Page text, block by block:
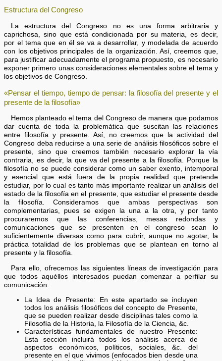
Estructura del Congreso
La estructura del Congreso no es una forma arbitraria y
caprichosa, sino que está condicionada por su materia, es decir,
por el tema que en él se va a desarrollar, y modelada de acuerdo
con los objetivos principales de la organización. Así, creemos que,
para justificar adecuadamente el programa propuesto, es necesario
exponer primero unas consideraciones elementales sobre el tema y
los objetivos de Congreso.
«Pensar el tiempo, tiempo de pensar: la filosofía del presente y el
presente de la filosofía»
Hemos planteado el tema del Congreso de manera que podamos
dar cuenta de toda la problemática que suscitan las relaciones
entre filosofía y presente. Así, no creemos que la actividad del
Congreso deba reducirse a una serie de análisis filosóficos sobre el
presente, sino que creemos también necesario explorar la vía
contraria, es decir, la que va del presente a la filosofía. Porque la
filosofía no se puede considerar como un saber exento, intemporal
y esencial que está fuera de la propia realidad que pretende
estudiar, por lo cual es tanto más importante realizar un análisis del
estado de la filosofía en el presente, que estudiar el presente desde
la filosofía. Consideramos que ambas perspectivas son
complementarias, pues se exigen la una a la otra, y por tanto
procuraremos que las conferencias, mesas redondas y
comunicaciones que se presenten en el congreso sean lo
suficientemente diversas como para cubrir, aunque no agotar, la
práctica totalidad de los problemas que se plantean en torno al
presente y la filosofía.
Para ello, ofrecemos las siguientes líneas de investigación para
que todos aquéllos interesados puedan comenzar a perfilar su
comunicación:
La Idea de Presente: En este apartado se incluyen
todos los análisis filosóficos del concepto de Presente,
que se pueden realizar desde disciplinas tales como la
Filosofía de la Historia, la Filosofía de la Ciencia, &c.
Características fundamentales de nuestro Presente:
Esta sección incluirá todos los análisis acerca de
aspectos económicos, políticos, sociales, &c. del
presente en el que vivimos (enfocados bien desde una